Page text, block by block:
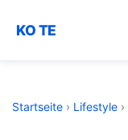
KO TE
Startseite › Lifestyle ›